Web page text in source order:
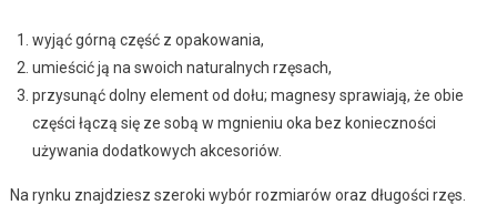
wyjąć górną część z opakowania,
umieścić ją na swoich naturalnych rzęsach,
przysunąć dolny element od dołu; magnesy sprawiają, że obie
części łączą się ze sobą w mgnieniu oka bez konieczności
używania dodatkowych akcesoriów.
Na rynku znajdziesz szeroki wybór rozmiarów oraz długości rzęs.